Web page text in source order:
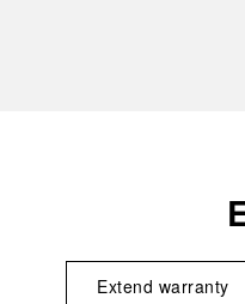
Extend warranty